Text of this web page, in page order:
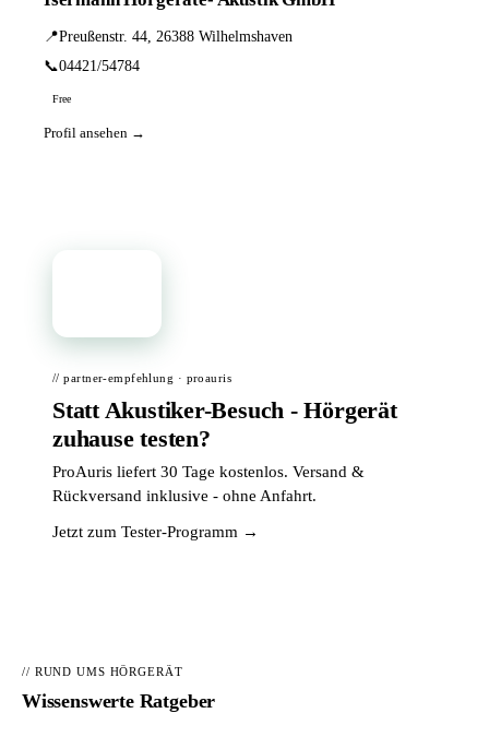
📍Preußenstr. 44, 26388 Wilhelmshaven
📞04421/54784
Free
Profil ansehen →
// partner-empfehlung · proauris
Statt Akustiker-Besuch - Hörgerät
zuhause testen?
ProAuris liefert 30 Tage kostenlos. Versand &
Rückversand inklusive - ohne Anfahrt.
Jetzt zum Tester-Programm →
// RUND UMS HÖRGERÄT
Wissenswerte Ratgeber